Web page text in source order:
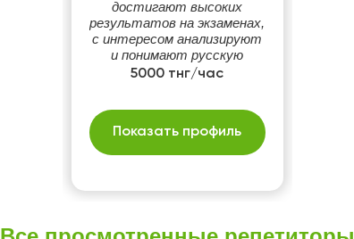
достигают высоких
результатов на экзаменах,
с интересом анализируют
и понимают русскую
литературу. Если хотите
сообщения
5000 тнг/час
Показать профиль